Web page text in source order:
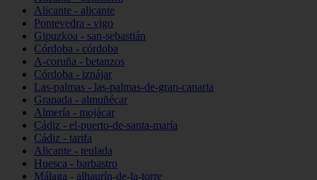
Alicante - alicante
Pontevedra - vigo
Gipuzkoa - san-sebastián
Córdoba - córdoba
A-coruña - betanzos
Córdoba - iznájar
Las-palmas - las-palmas-de-gran-canaria
Granada - almuñécar
Almería - mojácar
Cádiz - el-puerto-de-santa-maría
Cádiz - tarifa
Alicante - teulada
Huesca - barbastro
Málaga - alhaurín-de-la-torre